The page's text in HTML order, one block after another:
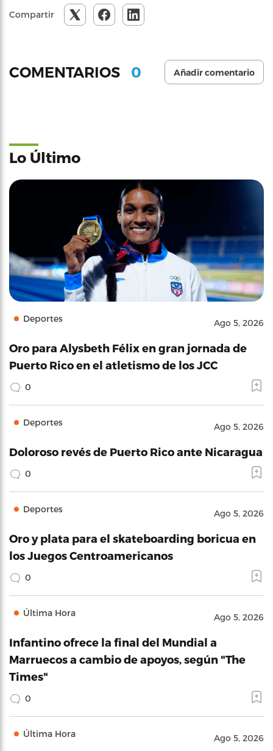
Compartir
COMENTARIOS 0 Añadir comentario
Lo Último
Deportes Ago 5, 2026
Oro para Alysbeth Félix en gran jornada de
Puerto Rico en el atletismo de los JCC
0
Deportes Ago 5, 2026
Doloroso revés de Puerto Rico ante Nicaragua
0
Deportes Ago 5, 2026
Oro y plata para el skateboarding boricua en
los Juegos Centroamericanos
0
Última Hora Ago 5, 2026
Infantino ofrece la final del Mundial a
Marruecos a cambio de apoyos, según "The
Times"
0
Última Hora Ago 5, 2026